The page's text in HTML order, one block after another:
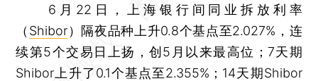
6月22日，上海银行间同业拆放利率
（ Shibor）隔夜品种上升0.8个基点至2.027%，连
续第5个交易日上扬，创5月以来最高位；7天期
Shibor上升了0.1个基点至2.355%；14天期Shibor